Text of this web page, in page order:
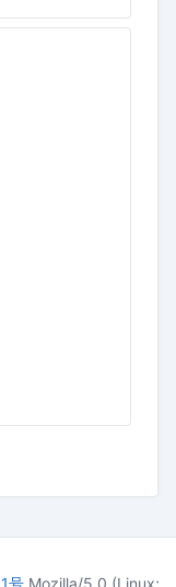
号 Mozilla/5.0 (Linux;